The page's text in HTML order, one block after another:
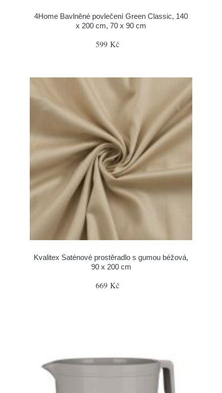
4Home Bavlněné povlečení Green Classic, 140
x 200 cm, 70 x 90 cm
599 Kč
Kvalitex Saténové prostěradlo s gumou béžová,
90 x 200 cm
669 Kč